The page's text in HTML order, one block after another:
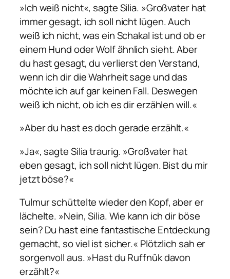
»Ich weiß nicht«, sagte Silia. »Großvater hat
immer gesagt, ich soll nicht lügen. Auch
weiß ich nicht, was ein Schakal ist und ob er
einem Hund oder Wolf ähnlich sieht. Aber
du hast gesagt, du verlierst den Verstand,
wenn ich dir die Wahrheit sage und das
möchte ich auf gar keinen Fall. Deswegen
weiß ich nicht, ob ich es dir erzählen will.«
»Aber du hast es doch gerade erzählt.«
»Ja«, sagte Silia traurig. »Großvater hat
eben gesagt, ich soll nicht lügen. Bist du mir
jetzt böse?«
Tulmur schüttelte wieder den Kopf, aber er
lächelte. »Nein, Silia. Wie kann ich dir böse
sein? Du hast eine fantastische Entdeckung
gemacht, so viel ist sicher.« Plötzlich sah er
sorgenvoll aus. »Hast du Ruffnûk davon
erzählt?«